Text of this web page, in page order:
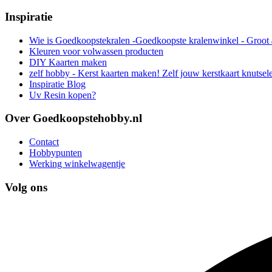
Inspiratie
Wie is Goedkoopstekralen -Goedkoopste kralenwinkel - Groot
Kleuren voor volwassen producten
DIY Kaarten maken
zelf hobby - Kerst kaarten maken! Zelf jouw kerstkaart
Inspiratie Blog
Uv Resin kopen?
Over Goedkoopstehobby.nl
Contact
Hobbypunten
Werking winkelwagentje
Volg ons